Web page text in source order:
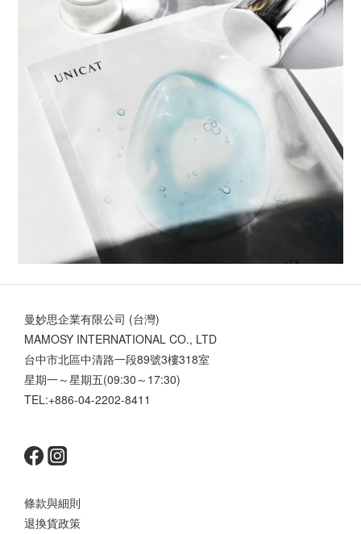
曼妙思企業有限公司 (台灣)
MAMOSY INTERNATIONAL CO., LTD
台中市北區中清路一段89號3樓318室
星期一～星期五(09:30～17:30)
TEL:+886-04-2202-8411
條款與細則
退換貨政策